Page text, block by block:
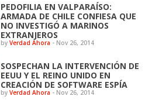
PEDOFILIA EN VALPARAÍSO:
ARMADA DE CHILE CONFIESA QUE
NO INVESTIGÓ A MARINOS
EXTRANJEROS
byVerdad Ahora - Nov 26, 2014
SOSPECHAN LA INTERVENCIÓN DE
EEUU Y EL REINO UNIDO EN
CREACIÓN DE SOFTWARE ESPÍA
byVerdad Ahora - Nov 26, 2014